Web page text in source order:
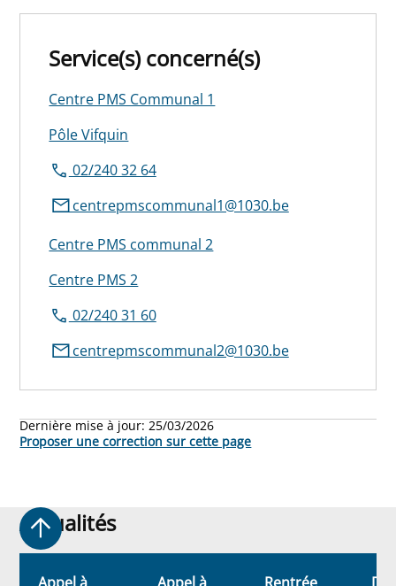
Service(s) concerné(s)
Centre PMS Communal 1
Pôle Vifquin
02/240 32 64
centrepmscommunal1@1030.be
Centre PMS communal 2
Centre PMS 2
02/240 31 60
centrepmscommunal2@1030.be
Dernière mise à jour:25/03/2026
Proposer une correction sur cette page
Actualités
Actualités